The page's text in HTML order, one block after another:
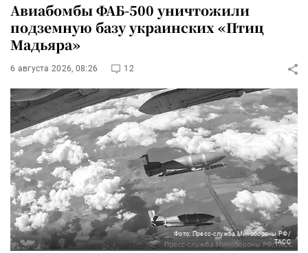
Авиабомбы ФАБ-500 уничтожили
подземную базу украинских «Птиц
Мадьяра»
6 августа 2026, 08:26 12
Фото: Пресс-служба Минобороны РФ/
ТАСС